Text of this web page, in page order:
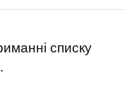
списку